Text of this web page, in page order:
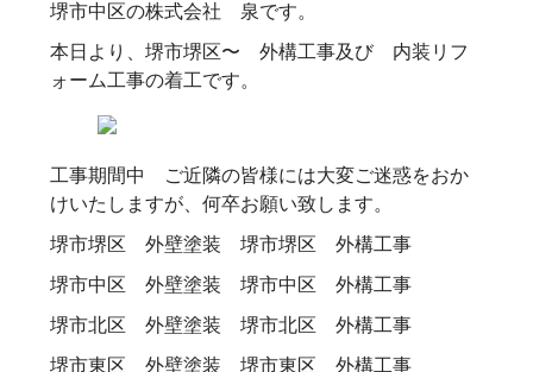
堺市中区の株式会社 泉です。
本日より、堺市堺区〜 外構工事及び 内装リフ
ォーム工事の着工です。
工事期間中 ご近隣の皆様には大変ご迷惑をおか
けいたしますが、何卒お願い致します。
堺市堺区 外壁塗装 堺市堺区 外構工事
堺市中区 外壁塗装 堺市中区 外構工事
堺市北区 外壁塗装 堺市北区 外構工事
堺市東区 外壁塗装 堺市東区 外構工事